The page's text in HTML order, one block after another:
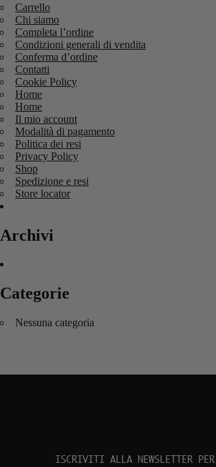
Carrello
Chi siamo
Completa l’ordine
Condizioni generali di vendita
Conferma d’ordine
Contatti
Cookie Policy
Home
Home
Il mio account
Modalità di pagamento
Politica dei resi
Privacy Policy
Shop
Spedizione e resi
Store locator
Archivi
Categorie
Nessuna categoria
ISCRIVITI ALLA NEWSLETTER PER